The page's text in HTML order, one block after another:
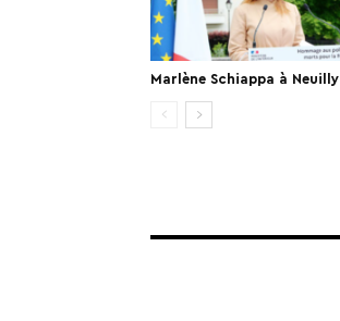
Marlène Schiappa à Neuilly